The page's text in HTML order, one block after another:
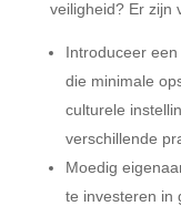
veiligheid? Er zijn
Introduceer
die minimale
culturele
verschillende
Moedig
te investeren in